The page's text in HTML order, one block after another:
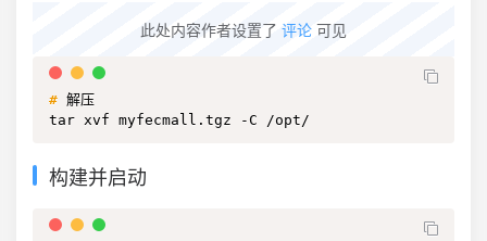
此处内容作者设置了 评论 可见
# 解压
tar xvf myfecmall.tgz -C /opt/
构建并启动